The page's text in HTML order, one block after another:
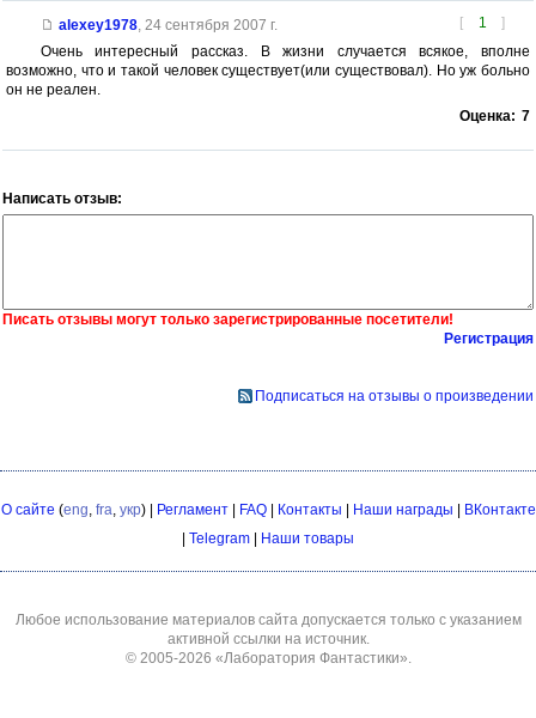
[ 1 ]
alexey1978, 24 сентября 2007 г.
Очень интересный рассказ. В жизни случается всякое, вполне
возможно, что и такой человек существует(или существовал). Но уж больно
он не реален.
Оценка: 7
Написать отзыв:
Писать отзывы могут только зарегистрированные посетители!
Регистрация
Подписаться на отзывы о произведении
О сайте (eng fra укр) | Регламент| FAQ| Контакты | Наши награды | ВКонтакте
| Telegram | Наши товары
Любое использование материалов сайта допускается только с указанием
активной ссылки на источник.
© 2005-2026 «Лаборатория Фантастики»